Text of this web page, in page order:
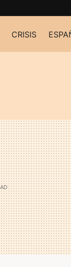
CRISIS